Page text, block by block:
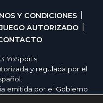
Y CONDICIONES
AUTORIZADO
YoSports
y regulada por el
emitida por el Gobierno